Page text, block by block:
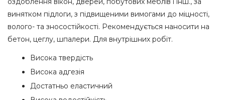
винятком підлоги, з підвищеними вимогами до міцності,
волого- та зносостійкості. Рекомендується наносити на
бетон, цеглу, шпалери. Для внутрішних робіт.
Висока твердість
Висока адгезія
Достатньо еластичний